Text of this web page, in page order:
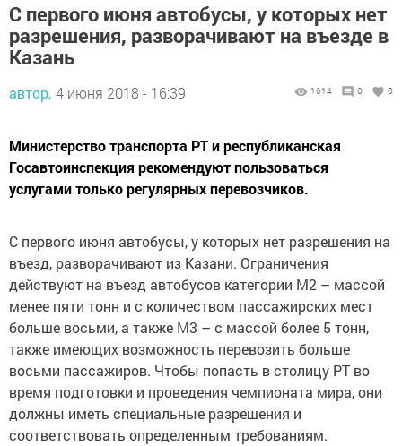
С первого июня автобусы, у которых нет
разрешения, разворачивают на въезде в
Казань
автор, 4 июня 2018 - 16:39 1614 0 0
Министерство транспорта РТ и республиканская
Госавтоинспекция рекомендуют пользоваться
услугами только регулярных перевозчиков.
С первого июня автобусы, у которых нет разрешения на
въезд, разворачивают из Казани. Ограничения
действуют на въезд автобусов категории М2 – массой
менее пяти тонн и с количеством пассажирских мест
больше восьми, а также М3 – с массой более 5 тонн,
также имеющих возможность перевозить больше
восьми пассажиров. Чтобы попасть в столицу РТ во
время подготовки и проведения чемпионата мира, они
должны иметь специальные разрешения и
соответствовать определенным требованиям.